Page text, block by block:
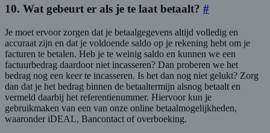
10. Wat gebeurt er als je te laat betaalt? #
Je moet ervoor zorgen dat je betaalgegevens altijd volledig en
accuraat zijn en dat je voldoende saldo op je rekening hebt om je
facturen te betalen. Heb je te weinig saldo en kunnen we een
factuurbedrag daardoor niet incasseren? Dan proberen we het
bedrag nog een keer te incasseren. Is het dan nog niet gelukt? Zorg
dan dat je het bedrag binnen de betaaltermijn alsnog betaalt en
vermeld daarbij het referentienummer. Hiervoor kun je
gebruikmaken van een van onze online betaalmogelijkheden,
waaronder iDEAL, Bancontact of overboeking.